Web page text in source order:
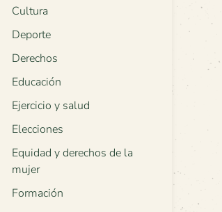
Cultura
Deporte
Derechos
Educación
Ejercicio y salud
Elecciones
Equidad y derechos de la
mujer
Formación